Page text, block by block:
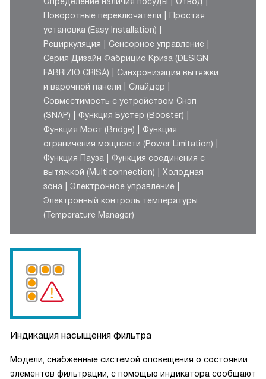
Поворотные переключатели
Простая
установка (Easy Installation)
Рециркуляция
Сенсорное управление
Серия Дизайн Фабрицио Криза (DESIGN
FABRIZIO CRISÀ)
Синхронизация вытяжки
и варочной панели
Слайдер
Совместимость с устройством Снэп
(SNAP)
Функция Бустер (Booster)
Функция Мост (Bridge)
Функция
ограничения мощности (Power Limitation)
Функция Пауза
Функция соединения с
вытяжкой (Multiconnection)
Холодная
зона
Электронное управление
Электронный контроль температуры
(Temperature Manager)
Индикация насыщения фильтра
Модели, снабженные системой оповещения о состоянии
элементов фильтрации, с помощью индикатора сообщают